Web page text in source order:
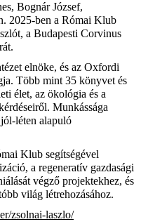
Bognár József,
2025-ben a Római Klub
a Budapesti Corvinus
elnöke, és az Oxfordi
Több mint 35 könyvet és
élet, az ökológia és a
Munkássága
léten alapuló
Klub segítségével
a regeneratív gazdasági
végző projektekhez, és
világ létrehozásához.
zsolnai-laszlo/